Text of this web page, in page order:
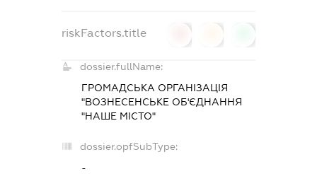
riskFactors.title
dossier.fullName:
ГРОМАДСЬКА ОРГАНІЗАЦІЯ
"ВОЗНЕСЕНСЬКЕ ОБ'ЄДНАННЯ
"НАШЕ МІСТО"
dossier.opfSubType:
-